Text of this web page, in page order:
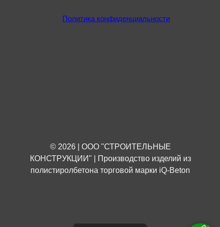
© 2026 | ООО "СТРОИТЕЛЬНЫЕ
КОНСТРУКЦИИ" | Производство изделий из
полистиролбетона торговой марки iQ-Beton
Политика конфиденциальности